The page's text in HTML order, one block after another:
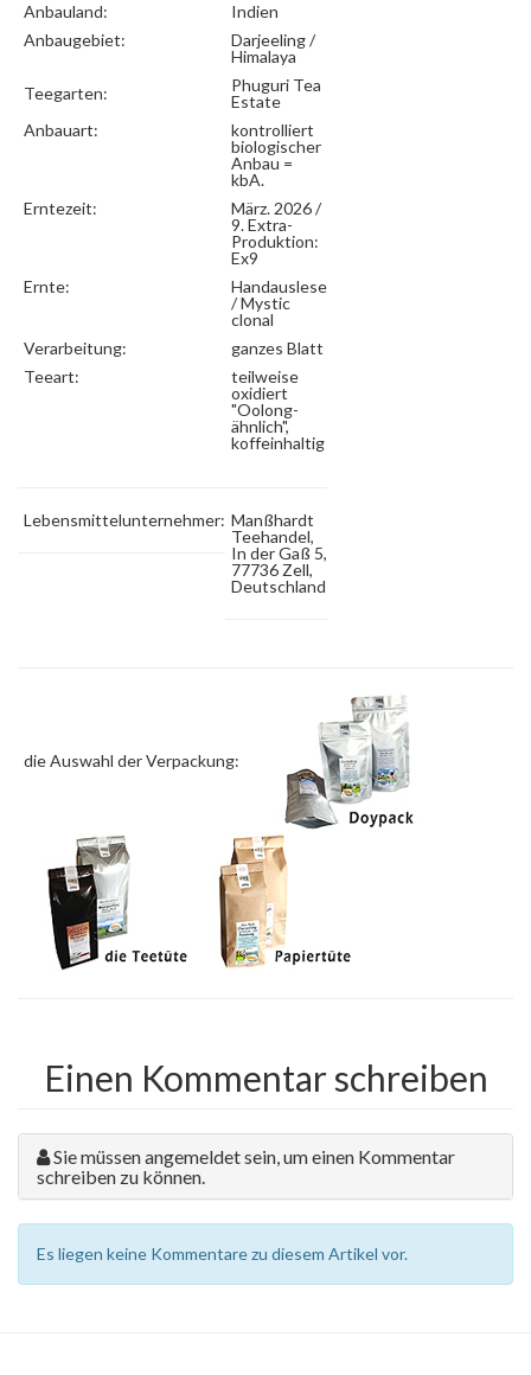
Anbauland:
Indien
Anbaugebiet:
Darjeeling /
Himalaya
Teegarten:
Phuguri Tea
Estate
Anbauart:
kontrolliert
biologischer
Anbau =
kbA.
Erntezeit:
März. 2026 /
9. Extra-
Produktion:
Ex9
Ernte:
Handauslese
/ Mystic
clonal
Verarbeitung:
ganzes Blatt
Teeart:
teilweise
oxidiert
"Oolong-
ähnlich",
koffeinhaltig
Lebensmittelunternehmer: Manßhardt
Teehandel,
In der Gaß 5,
77736 Zell,
Deutschland
die Auswahl der Verpackung:
Einen Kommentar schreiben
Sie müssen angemeldet sein, um einen Kommentar
schreiben zu können.
Es liegen keine Kommentare zu diesem Artikel vor.